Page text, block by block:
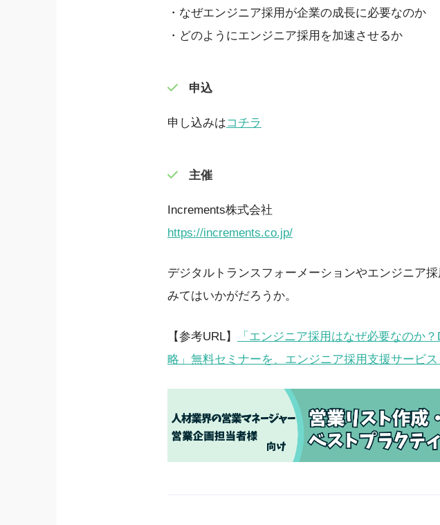
・なぜエンジニア採用が企業の成長に必要なのか
・どのようにエンジニア採用を加速させるか
申込
申し込みはコチラ
主催
Increments株式会社
https://increments.co.jp/
デジタルトランスフォーメーションやエンジニア
みてはいかがだろうか。
【参考URL】
「エンジニア採用はなぜ必要なのか
略」無料セミナーを、エンジニア採用支援サービ